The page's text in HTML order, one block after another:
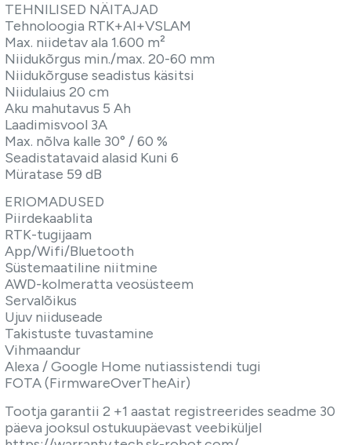
TEHNILISED NÄITAJAD
Tehnoloogia RTK+AI+VSLAM
Max. niidetav ala 1.600 m²
Niidukõrgus min./max. 20-60 mm
Niidukõrguse seadistus käsitsi
Niidulaius 20 cm
Aku mahutavus 5 Ah
Laadimisvool 3A
Max. nõlva kalle 30° / 60 %
Seadistatavaid alasid Kuni 6
Müratase 59 dB
ERIOMADUSED
Piirdekaablita
RTK-tugijaam
App/Wifi/Bluetooth
Süstemaatiline niitmine
AWD-kolmeratta veosüsteem
Servalõikus
Ujuv niiduseade
Takistuste tuvastamine
Vihmaandur
Alexa / Google Home nutiassistendi tugi
FOTA (FirmwareOverTheAir)
Tootja garantii 2 +1 aastat registreerides seadme 30
päeva jooksul ostukuupäevast veebiküljel